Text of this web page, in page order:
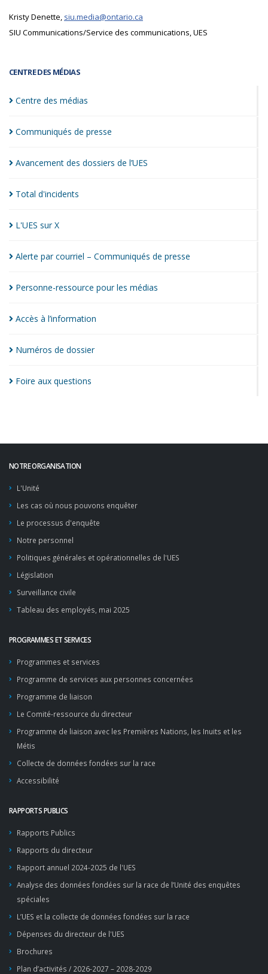
CENTRE DES MÉDIAS
Centre des médias
Communiqués de presse
Avancement des dossiers de l’UES
Total d'incidents
L'UES surX
Alerte par courriel – Communiqués de presse
Personne-ressource pour les médias
Accès à l’information
Numéros de dossier
Foire aux questions
Kristy Denette, siu.media@ontario.ca
SIU Communications/Service des communications, UES
NOTRE ORGANISATION
L'Unité
Les cas où nous pouvons enquêter
Le processus d'enquête
Notre personnel
Politiques générales et opérationnelles de l'UES
Législation
Surveillance civile
Tableau des employés, mai 2025
PROGRAMMES ET SERVICES
Programmes et services
Programme de services aux personnes concernées
Programme de liaison
Le Comité-ressource du directeur
Programme de liaison avec les Premières Nations, les Inuits et les
Métis
Collecte de données fondées sur la race
Accessibilité
RAPPORTS PUBLICS
Rapports Publics
Rapports du directeur
Rapport annuel 2024-2025 de l'UES
Analyse des données fondées sur la race de l’Unité des enquêtes
spéciales
L’UES et la collecte de données fondées sur la race
Dépenses du directeur de l'UES
Brochures
Plan d’activités / 2026-2027 – 2028-2029